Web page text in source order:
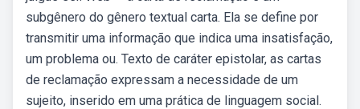
subgênero do gênero textual carta. Ela se define por
transmitir uma informação que indica uma insatisfação,
um problema ou. Texto de caráter epistolar, as cartas
de reclamação expressam a necessidade de um
sujeito, inserido em uma prática de linguagem social.